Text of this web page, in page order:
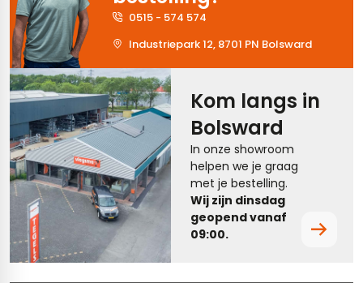
Kom langs in
Bolsward
In onze showroom
helpen we je graag
met je bestelling.
Wij zijn dinsdag
geopend vanaf
09:00.
0515 - 574 574
Industriepark 12, 8701 PN Bolsward